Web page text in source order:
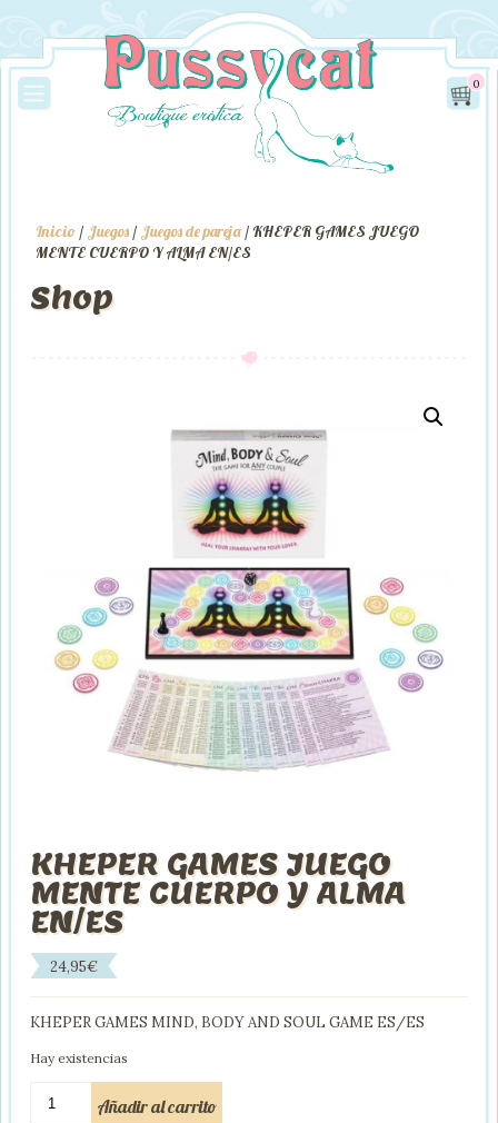
0
Inicio / Juegos / Juegos de pareja / KHEPER GAMES JUEGO
MENTE CUERPO Y ALMA EN/ES
Shop
KHEPER GAMES JUEGO
MENTE CUERPO Y ALMA
EN/ES
24,95€
KHEPER GAMES MIND, BODY AND SOUL GAME ES/ES
Hay existencias
GAMES
Añadir al carrito